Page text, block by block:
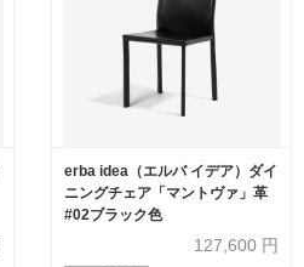
erba idea（エルバ イデア）ダイ
ニングチェア「マントヴァ」革
#02ブラック色
127,600 円